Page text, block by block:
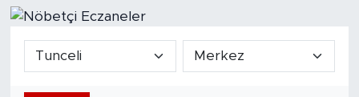
Sağlık
Tüm Manşetler